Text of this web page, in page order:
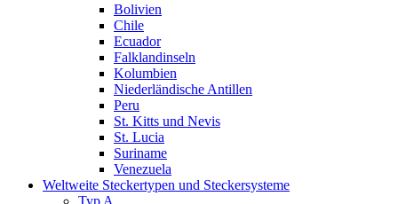
Bolivien
Chile
Ecuador
Falklandinseln
Kolumbien
Niederländische Antillen
Peru
St. Kitts und Nevis
St. Lucia
Suriname
Venezuela
Weltweite Steckertypen und Steckersysteme